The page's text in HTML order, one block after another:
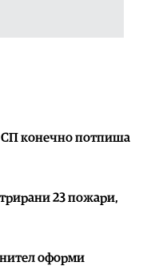
СП конечно потпиша
23 пожари,
оформи